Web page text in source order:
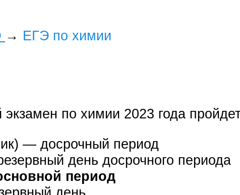
→ ЕГЭ по химии
экзамен по химии 2023 года
— досрочный период
день досрочного периода
период